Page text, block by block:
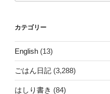
カテゴリー
English (13)
ごはん日記 (3,288)
はしり書き (84)